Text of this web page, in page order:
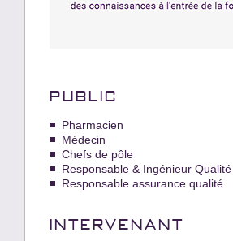
PUBLIC
Pharmacien
Médecin
Chefs de pôle
Responsable & Ingénieur Qualité
Responsable assurance qualité
INTERVENANT